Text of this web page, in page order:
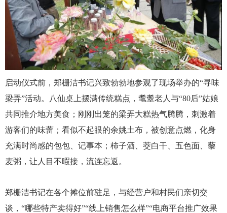
启动仪式前，郑栅洁书记兴致勃勃地参观了现场举办的“寻味
梁弄”活动。八仙桌上摆满传统糕点，耄耋老人与“80后”姑娘
共同推介地方美食；刚刚出笼的梁弄大糕热气腾腾，刺激着
游客们的味蕾；看似不起眼的余姚土布，被创意点燃，化身
充满时尚感的包包、记事本；柿子酒、茭白干、五色面、藜
麦粥，让人目不暇接，流连忘返。
郑栅洁书记在各个摊位前驻足，与经营户和村民们亲切交
谈，“哪些特产卖得好”“线上销售怎么样”“电商平台推广效果